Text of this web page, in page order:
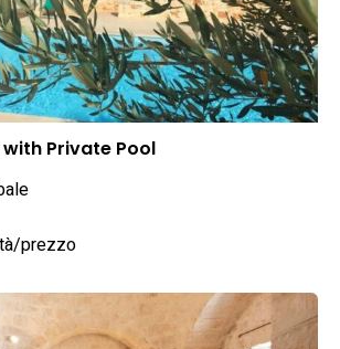
Private Pool
prezzo